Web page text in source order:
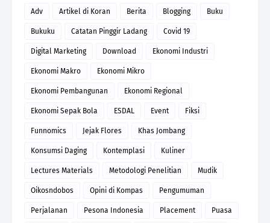
Adv Artikel di Koran Berita Blogging Buku
Bukuku Catatan Pinggir Ladang Covid 19
Digital Marketing Download Ekonomi Industri
Ekonomi Makro Ekonomi Mikro
Ekonomi Pembangunan Ekonomi Regional
Ekonomi Sepak Bola ESDAL Event Fiksi
Funnomics Jejak Flores Khas Jombang
Konsumsi Daging Kontemplasi Kuliner
Lectures Materials Metodologi Penelitian Mudik
Oikosndobos Opini di Kompas Pengumuman
Perjalanan Pesona Indonesia Placement Puasa